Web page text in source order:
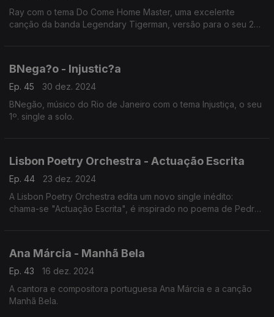
Ray com o tema Do Come Home Master, uma excelente
canção da banda Legendary Tigerman, versão para o seu 2º.
BNega?o - Injustic?a
Ep. 45
30 dez. 2024
BNegão, músico do Rio de Janeiro com o tema Injustiça, o seu
1º. single a solo.
Lisbon Poetry Orchestra - Actuação Escrita
Ep. 44
23 dez. 2024
A Lisbon Poetry Orchestra edita um novo single inédito:
chama-se "Actuação Escrita", é inspirado no poema de Pedro
Ana Márcia - Manhã Bela
Ep. 43
16 dez. 2024
A cantora e compositora portuguesa Ana Márcia e a canção
Manhã Bela.